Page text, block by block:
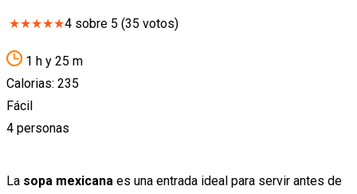
★★★★★4 sobre 5 (35 votos)
1 h y 25 m
Calorias: 235
Fácil
4 personas
La sopa mexicana es una entrada ideal para servir antes de